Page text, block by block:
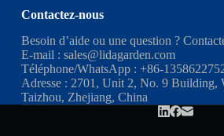
Contactez-nous
Besoin d’aide ou une question ?
E-mail : sales@lidagarden.com
Téléphone/WhatsApp : +86-
Adresse : 2701, Unit 2, No. 9 Building,
Taizhou, Zhejiang, China